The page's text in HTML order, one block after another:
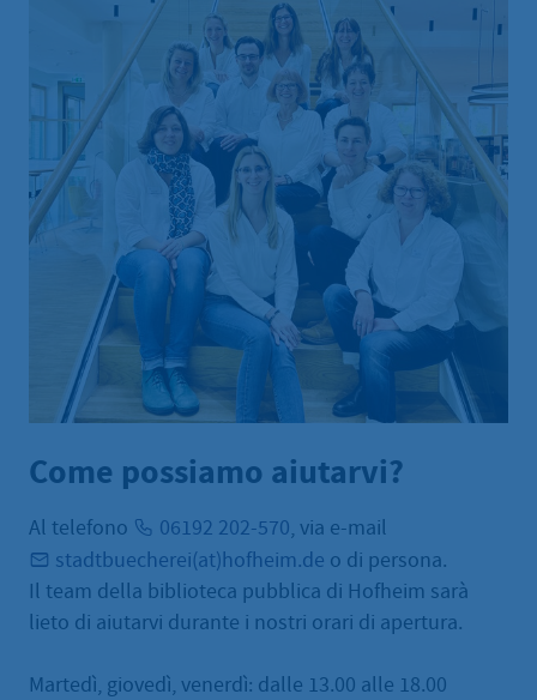
Come possiamo aiutarvi?
Al telefono 06192 202-570, via e-mail
stadtbuecherei(at)hofheim.de o di persona.
Il team della biblioteca pubblica di Hofheim sarà
lieto di aiutarvi durante i nostri orari di apertura.
Martedì, giovedì, venerdì: dalle 13.00 alle 18.00